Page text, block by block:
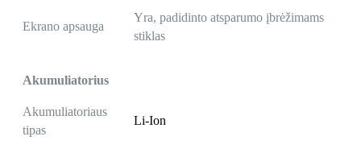
Ekrano apsauga
Yra, padidinto atsparumo įbrėžimams
stiklas
Akumuliatorius
Akumuliatoriaus
tipas
Li-Ion